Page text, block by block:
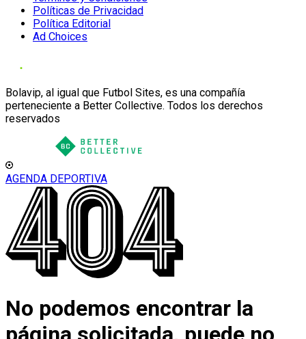
Políticas de Privacidad
Política Editorial
Ad Choices
Bolavip, al igual que Futbol Sites, es una compañía
perteneciente a Better Collective. Todos los derechos
reservados
AGENDA DEPORTIVA
No podemos encontrar la